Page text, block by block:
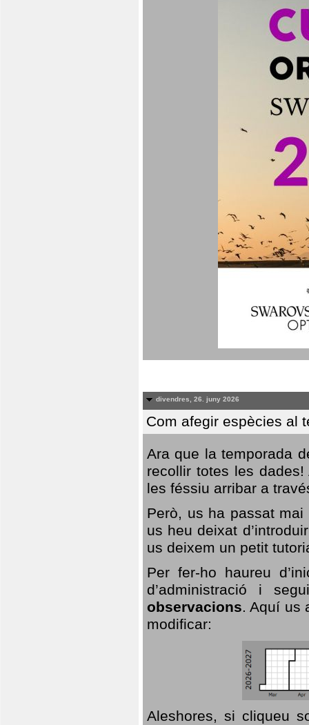
divendres, 26. juny 2026
Com afegir espècies al
Ara que la temporada
recollir totes les
les féssiu arribar a
Però, us ha passat
us heu deixat
us deixem un petit
Per fer-ho haureu
d’administració i
observacions. Aquí us
modificar:
Aleshores, si cliqueu